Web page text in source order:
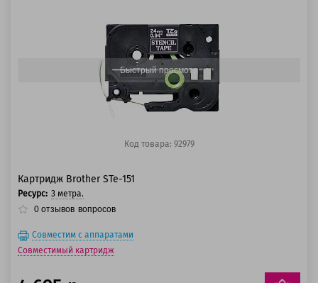
Быстрый просмотр
Код товара: 92979
Картридж Brother STe-151
Ресурс: 3 метра.
0 отзывов вопросов
Совместим с аппаратами
Совместимый картридж